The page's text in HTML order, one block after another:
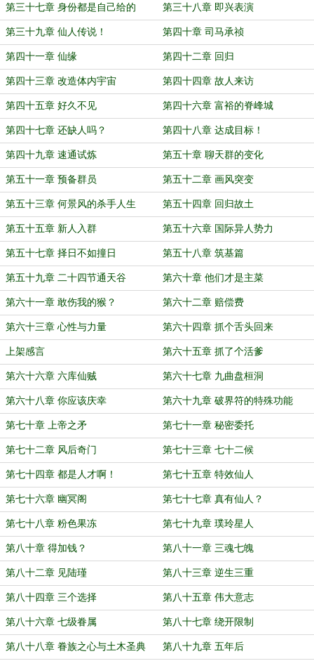
第三十七章 身份都是自己给的 第三十八章 即兴表演
第三十九章 仙人传说！ 第四十章 司马承祯
第四十一章 仙缘 第四十二章 回归
第四十三章 改造体内宇宙 第四十四章 故人来访
第四十五章 好久不见 第四十六章 富裕的脊峰城
第四十七章 还缺人吗？ 第四十八章 达成目标！
第四十九章 速通试炼 第五十章 聊天群的变化
第五十一章 预备群员 第五十二章 画风突变
第五十三章 何景风的杀手人生 第五十四章 回归故土
第五十五章 新人入群 第五十六章 国际异人势力
第五十七章 择日不如撞日 第五十八章 筑基篇
第五十九章 二十四节通天谷 第六十章 他们才是主菜
第六十一章 敢伤我的猴？ 第六十二章 赔偿费
第六十三章 心性与力量 第六十四章 抓个舌头回来
上架感言 第六十五章 抓了个活爹
第六十六章 六库仙贼 第六十七章 九曲盘桓洞
第六十八章 你应该庆幸 第六十九章 破界符的特殊功能
第七十章 上帝之矛 第七十一章 秘密委托
第七十二章 风后奇门 第七十三章 七十二候
第七十四章 都是人才啊！ 第七十五章 特效仙人
第七十六章 幽冥阁 第七十七章 真有仙人？
第七十八章 粉色果冻 第七十九章 璞玲星人
第八十章 得加钱？ 第八十一章 三魂七魄
第八十二章 见陆瑾 第八十三章 逆生三重
第八十四章 三个选择 第八十五章 伟大意志
第八十六章 七级眷属 第八十七章 绕开限制
第八十八章 眷族之心与土木圣典 第八十九章 五年后